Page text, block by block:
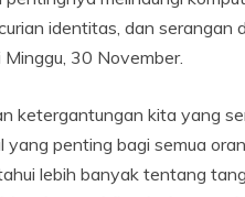
identitas, dan serangan
30 November.
ketergantungan kita yang
penting bagi semua
lebih banyak tentang